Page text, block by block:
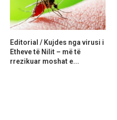
Editorial / Kujdes nga virusi i
Etheve të Nilit – më të
rrezikuar moshat e...